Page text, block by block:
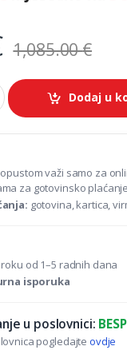
1,085.00€
Dodaj u
važi samo za
za gotovinsko plaćanje
gotovina, kartica,
od 1–5 radnih dana
isporuka
u poslovnici:
pogledajte ovdje